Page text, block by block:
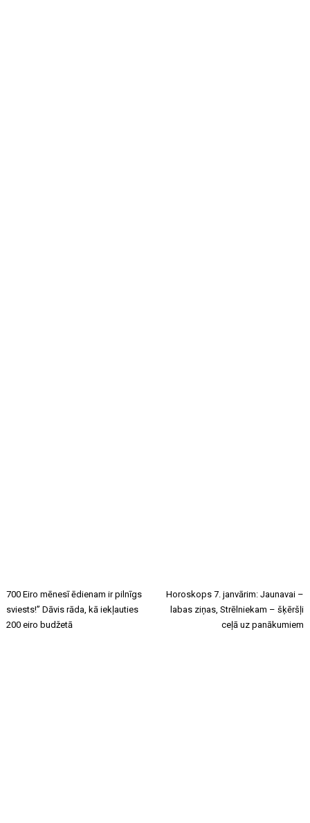
700 Eiro mēnesī ēdienam ir pilnīgs
sviests!” Dāvis rāda, kā iekļauties
200 eiro budžetā
Horoskops 7. janvārim: Jaunavai –
labas ziņas, Strēlniekam – šķēršļi
ceļā uz panākumiem